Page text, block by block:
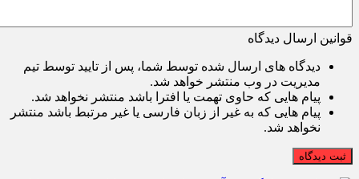
قوانین ارسال دیدگاه
دیدگاه های ارسال شده توسط شما، پس از تایید توسط تیم
مدیریت در وب منتشر خواهد شد.
پیام هایی که حاوی تهمت یا افترا باشد منتشر نخواهد شد.
پیام هایی که به غیر از زبان فارسی یا غیر مرتبط باشد منتشر
نخواهد شد.
ثبت دیدگاه